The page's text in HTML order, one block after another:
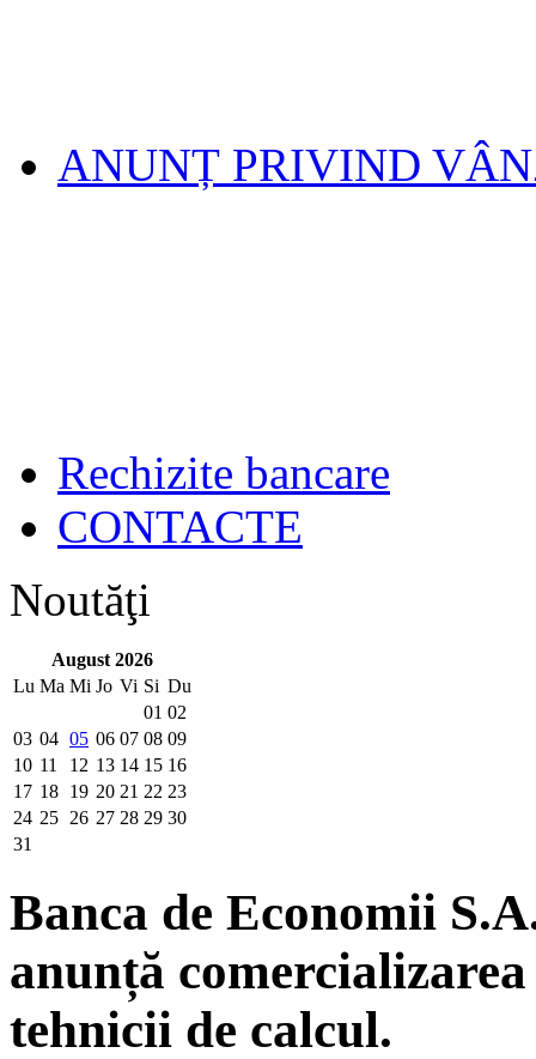
ANUNȚ PRIVIND
Rechizite bancare
CONTACTE
Noutăţi
August 2026
Lu Ma Mi Jo Vi Si Du
01 02
03 04 05 06 07 08 09
10 11 12 13 14 15 16
17 18 19 20 21 22 23
24 25 26 27 28 29 30
31
Banca de Economii
anunță
tehnicii de calcul.